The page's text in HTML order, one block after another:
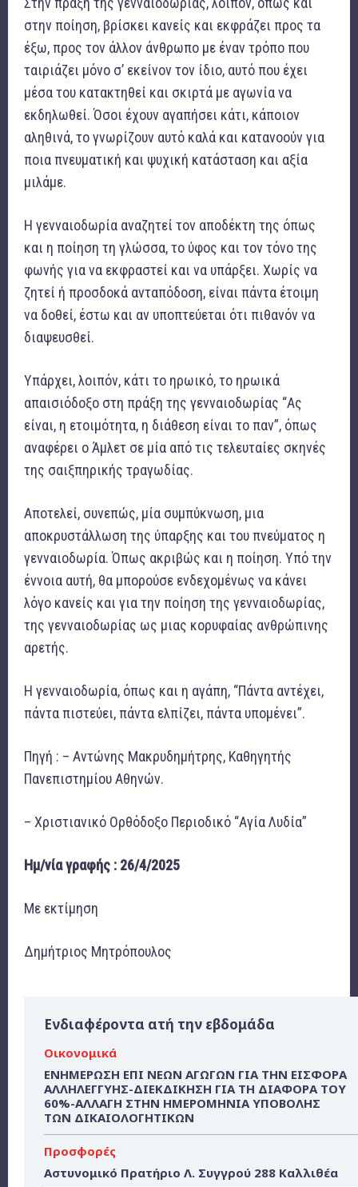
στην ποίηση, βρίσκει κανείς και εκφράζει προς τα
έξω, προς τον άλλον άνθρωπο με έναν τρόπο που
ταιριάζει μόνο σ’ εκείνον τον ίδιο, αυτό που έχει
μέσα του κατακτηθεί και σκιρτά με αγωνία να
εκδηλωθεί. Όσοι έχουν αγαπήσει κάτι, κάποιον
αληθινά, το γνωρίζουν αυτό καλά και κατανοούν για
ποια πνευματική και ψυχική κατάσταση και αξία
μιλάμε.
Η γενναιοδωρία αναζητεί τον αποδέκτη της όπως
και η ποίηση τη γλώσσα, το ύφος και τον τόνο της
φωνής για να εκφραστεί και να υπάρξει. Χωρίς να
ζητεί ή προσδοκά ανταπόδοση, είναι πάντα έτοιμη
να δοθεί, έστω και αν υποπτεύεται ότι πιθανόν να
διαψευσθεί.
Υπάρχει, λοιπόν, κάτι το ηρωικό, το ηρωικά
απαισιόδοξο στη πράξη της γενναιοδωρίας “Ας
είναι, η ετοιμότητα, η διάθεση είναι το παν”, όπως
αναφέρει ο Άμλετ σε μία από τις τελευταίες σκηνές
της σαιξπηρικής τραγωδίας.
Αποτελεί, συνεπώς, μία συμπύκνωση, μια
αποκρυστάλλωση της ύπαρξης και του πνεύματος η
γενναιοδωρία. Όπως ακριβώς και η ποίηση. Υπό την
έννοια αυτή, θα μπορούσε ενδεχομένως να κάνει
λόγο κανείς και για την ποίηση της γενναιοδωρίας,
της γενναιοδωρίας ως μιας κορυφαίας ανθρώπινης
αρετής.
Η γενναιοδωρία, όπως και η αγάπη, “Πάντα αντέχει,
πάντα πιστεύει, πάντα ελπίζει, πάντα υπομένει”.
Πηγή : – Αντώνης Μακρυδημήτρης, Καθηγητής
Πανεπιστημίου Αθηνών.
– Χριστιανικό Ορθόδοξο Περιοδικό “Αγία Λυδία”
Ημ/νία γραφής : 26/4/2025
Με εκτίμηση
Δημήτριος Μητρόπουλος
Ενδιαφέροντα ατή την εβδομάδα
Οικονομικά
ΕΝΗΜΕΡΩΣΗ ΕΠΙ ΝΕΩΝ ΑΓΩΓΩΝ ΓΙΑ ΤΗΝ ΕΙΣΦΟΡΑ
ΑΛΛΗΛΕΓΓΥΗΣ-ΔΙΕΚΔΙΚΗΣΗ ΓΙΑ ΤΗ ΔΙΑΦΟΡΑ ΤΟΥ
60%-ΑΛΛΑΓΗ ΣΤΗΝ ΗΜΕΡΟΜΗΝΙΑ ΥΠΟΒΟΛΗΣ
ΤΩΝ ΔΙΚΑΙΟΛΟΓΗΤΙΚΩΝ
Προσφορές
Αστυνομικό Πρατήριο Λ. Συγγρού 288 Καλλιθέα